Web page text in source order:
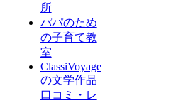
所
パパのため
の子育て教
室
ClassiVoyage
の文学作品
口コミ・レ